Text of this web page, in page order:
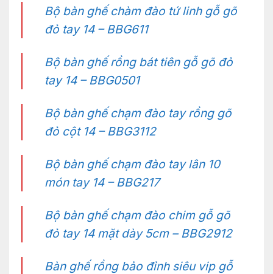
Bộ bàn ghế chàm đào tứ linh gỗ gõ
đỏ tay 14 – BBG611
Bộ bàn ghế rồng bát tiên gỗ gõ đỏ
tay 14 – BBG0501
Bộ bàn ghế chạm đào tay rồng gõ
đỏ cột 14 – BBG3112
Bộ bàn ghế chạm đào tay lân 10
món tay 14 – BBG217
Bộ bàn ghế chạm đào chim gỗ gõ
đỏ tay 14 mặt dày 5cm – BBG2912
Bàn ghế rồng bảo đỉnh siêu vip gỗ